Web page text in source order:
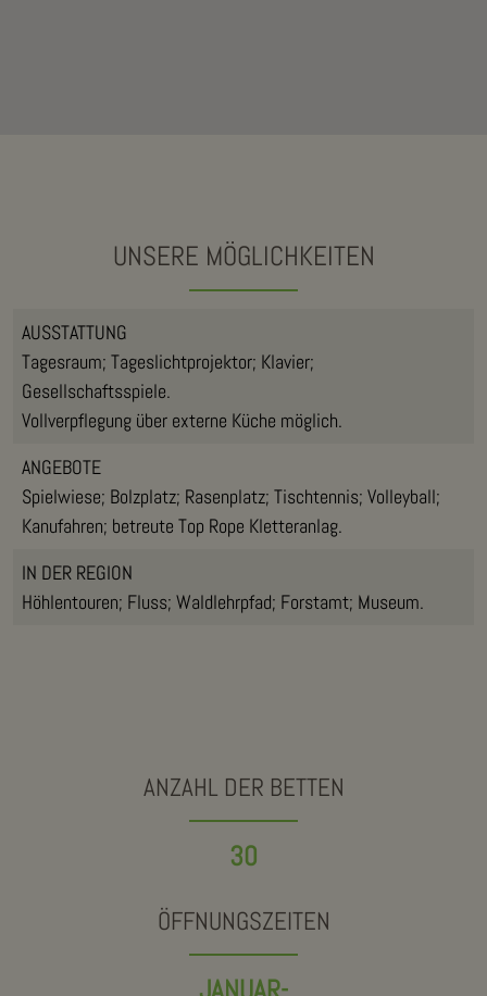
UNSERE MÖGLICHKEITEN
AUSSTATTUNG
Tagesraum; Tageslichtprojektor; Klavier;
Gesellschaftsspiele.
Vollverpflegung über externe Küche möglich.
ANGEBOTE
Spielwiese; Bolzplatz; Rasenplatz; Tischtennis; Volleyball;
Kanufahren; betreute Top Rope Kletteranlag.
IN DER REGION
Höhlentouren; Fluss; Waldlehrpfad; Forstamt; Museum.
ANZAHL DER BETTEN
30
ÖFFNUNGSZEITEN